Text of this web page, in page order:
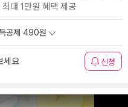
대 1만원 혜택 제공
공제 490원
세요 신청